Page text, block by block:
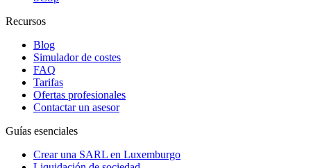
Recursos
Blog
Simulador de costes
FAQ
Tarifas
Ofertas profesionales
Contactar un asesor
Guías esenciales
Crear una SARL en Luxemburgo